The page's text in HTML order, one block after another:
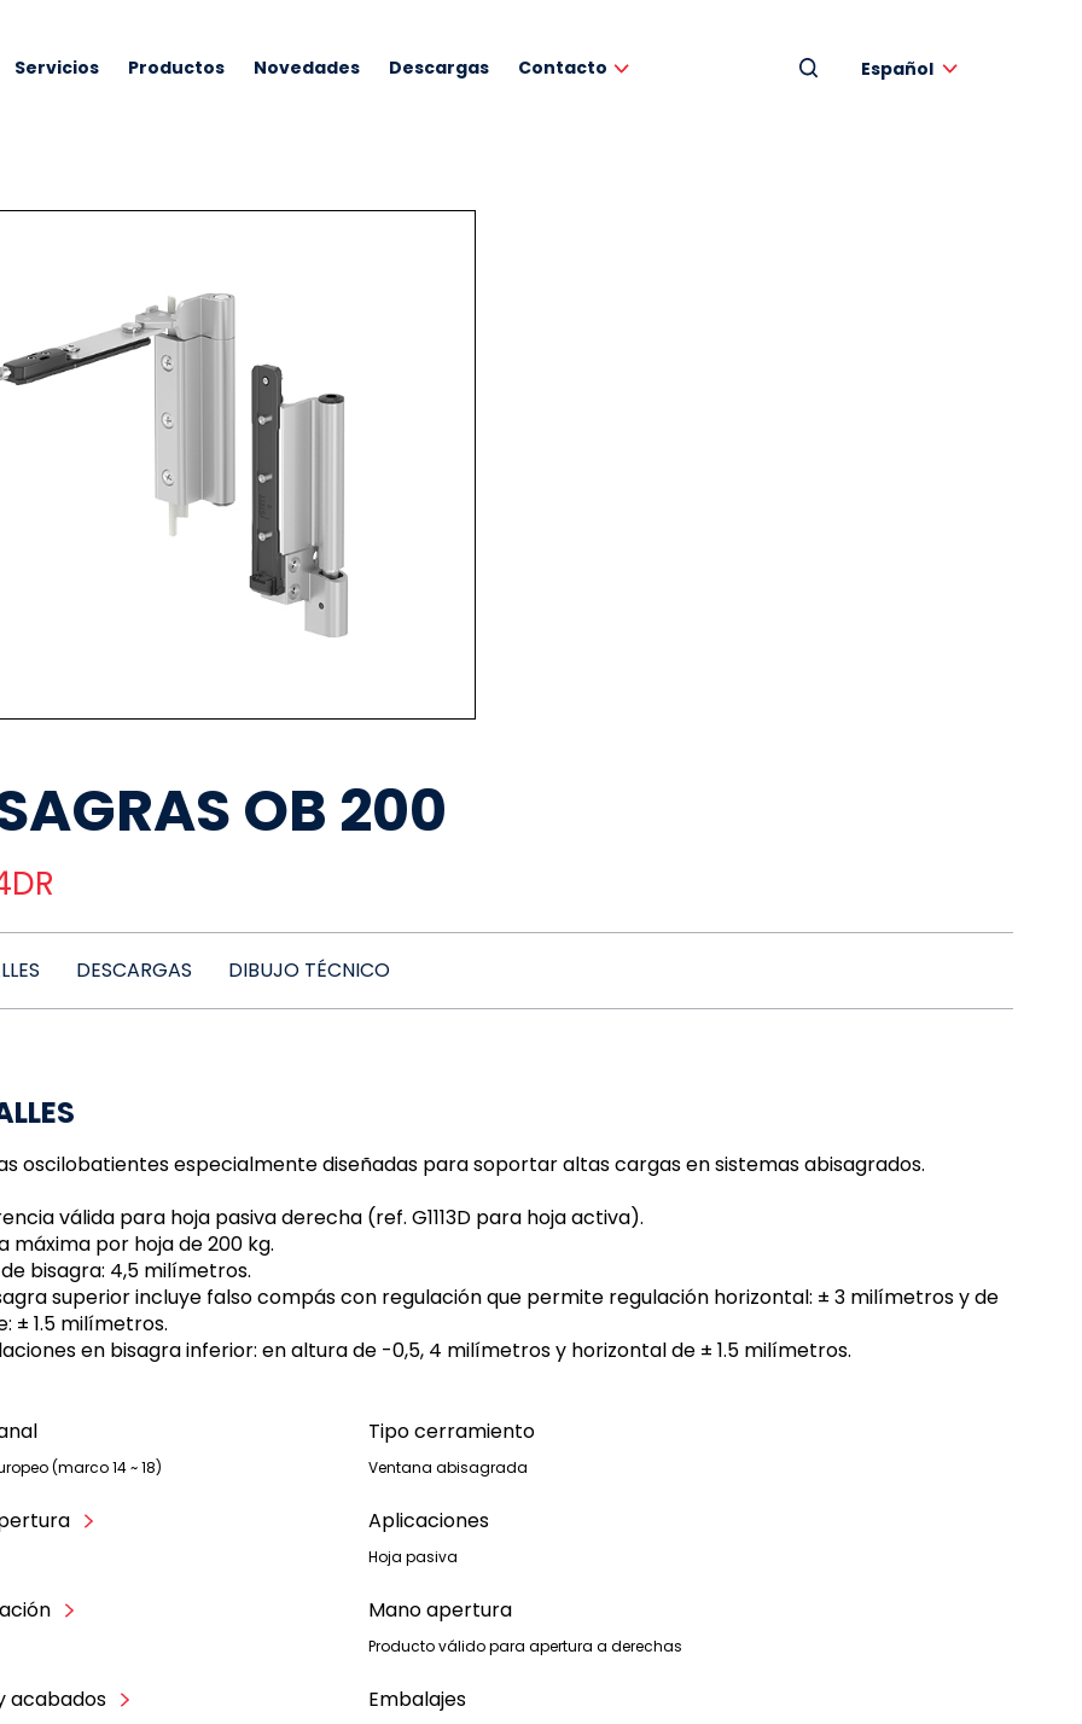
Servicios Productos Novedades Descargas Contacto Español
OB 200
DESCARGAS DIBUJO TÉCNICO
oscilobatientes especialmente diseñadas para soportar altas cargas en sistemas abisagrados.
válida para hoja pasiva derecha (ref. G1113D para hoja activa).
máxima por hoja de 200 kg.
de bisagra: 4,5 milímetros.
superior incluye falso compás con regulación que permite regulación horizontal: ± 3 milímetros y de
± 1.5 milímetros.
en bisagra inferior: en altura de -0,5, 4 milímetros y horizontal de ± 1.5 milímetros.
(marco 14 ~ 18)
Tipo cerramiento
Ventana abisagrada
Aplicaciones
Hoja pasiva
Mano apertura
Producto válido para apertura a derechas
acabados Embalajes